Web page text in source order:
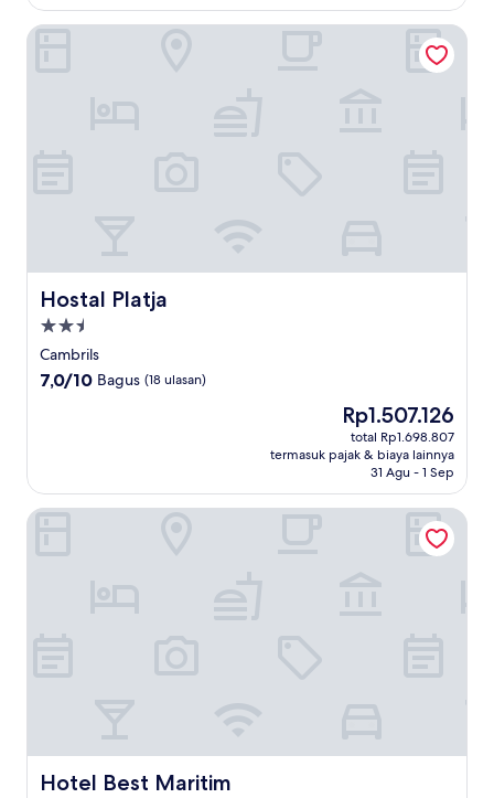
ulasan)
Hostal Platja
Hostal Platja
Properti
bintang
2.5
Cambrils
7.0
7,0/10 Bagus (18 ulasan)
Harga
sekarang
Rp1.507.126
Rp1.507.126
total Rp1.698.807
termasuk pajak & biaya lainnya
31 Agu - 1 Sep
Hostal Platja
Hotel Best Maritim
Hotel Best Maritim
Hotel Best Maritim